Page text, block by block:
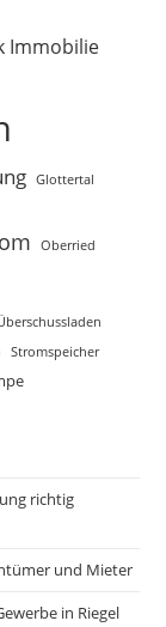
Immobilie
Glottertal
Oberried
Stromspeicher
richtig
und Mieter
in Riegel